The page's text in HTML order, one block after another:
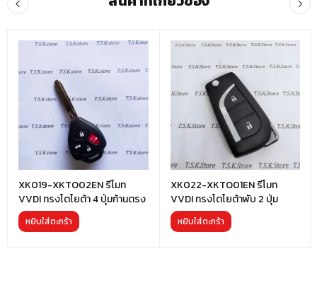
XK019-XKTO02EN รีโมท
VVDI ทรงโตโยต้า 4 ปุ่มก้านตรง
หยิบใส่ตะกร้า
XK022-XKTO01EN รีโมท
VVDI ทรงโตโยต้าพับ 2 ปุ่ม
หยิบใส่ตะกร้า